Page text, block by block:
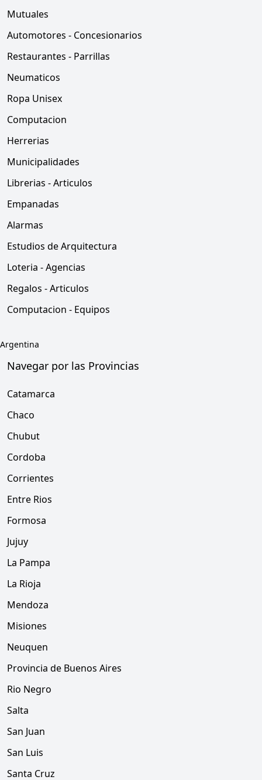
Mutuales
Automotores - Concesionarios
Restaurantes - Parrillas
Neumaticos
Ropa Unisex
Computacion
Herrerias
Municipalidades
Librerias - Articulos
Empanadas
Alarmas
Estudios de Arquitectura
Loteria - Agencias
Regalos - Articulos
Computacion - Equipos
Argentina
Navegar por las Provincias
Catamarca
Chaco
Chubut
Cordoba
Corrientes
Entre Rios
Formosa
Jujuy
La Pampa
La Rioja
Mendoza
Misiones
Neuquen
Provincia de Buenos Aires
Rio Negro
Salta
San Juan
San Luis
Santa Cruz